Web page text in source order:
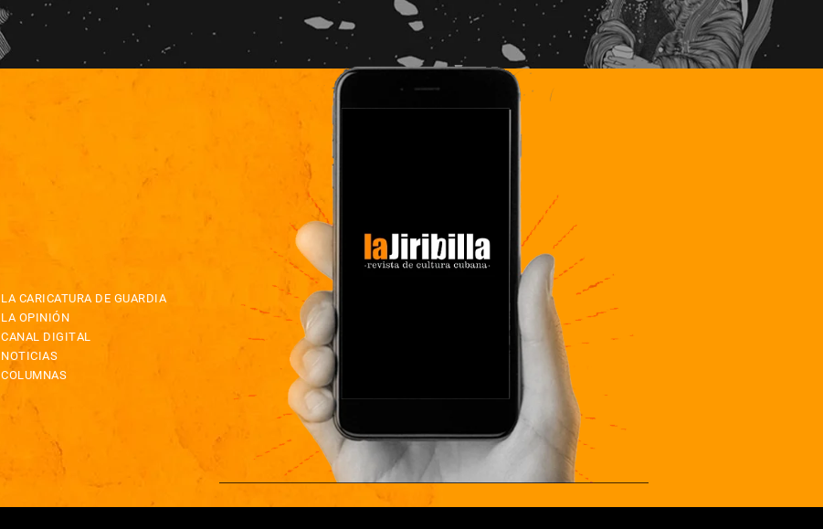
LA CARICATURA DE GUARDIA
LA OPINIÓN
CANAL DIGITAL
NOTICIAS
COLUMNAS